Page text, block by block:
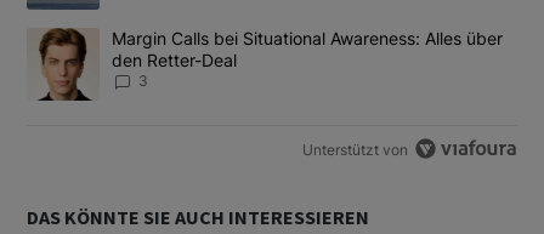
Ein Trendartikel mit dem Titel "Margin Calls bei Situational
Margin Calls bei Situational Awareness: Alles über
den Retter-Deal
3
Unterstützt von
DAS KÖNNTE SIE AUCH INTERESSIEREN